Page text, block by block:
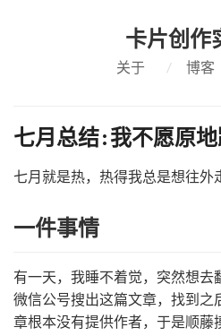
卡片创作
关于 / 博客
七月总结:我不愿原
七月就是热，热得我总是想往外
一件事情
有一天，我睡不着觉，突然想去
微信公号搜出这篇文章，找到之
章根本没有提供作者，于是顺藤